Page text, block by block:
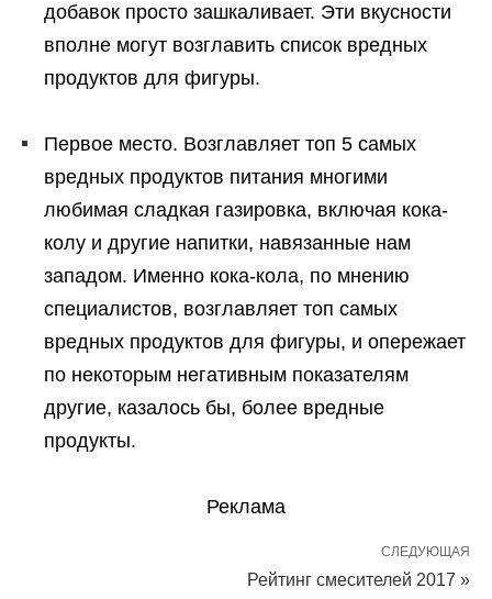
добавок просто зашкаливает. Эти вкусности
вполне могут возглавить список вредных
продуктов для фигуры.
Первое место. Возглавляет топ 5 самых
вредных продуктов питания многими
любимая сладкая газировка, включая кока-
колу и другие напитки, навязанные нам
западом. Именно кока-кола, по мнению
специалистов, возглавляет топ самых
вредных продуктов для фигуры, и опережает
по некоторым негативным показателям
другие, казалось бы, более вредные
продукты.
Реклама
СЛЕДУЮЩАЯ
Рейтинг смесителей 2017 »